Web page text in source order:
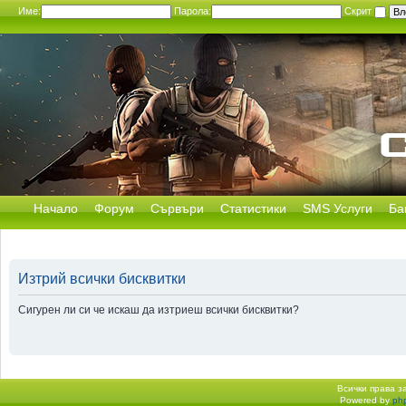
Име: Парола: Скрит
Начало Форум Сървъри Статистики SMS Услуги
Изтрий всички бисквитки
Сигурен ли си че искаш да изтриеш всички бисквитки?
Всички права
Powered by